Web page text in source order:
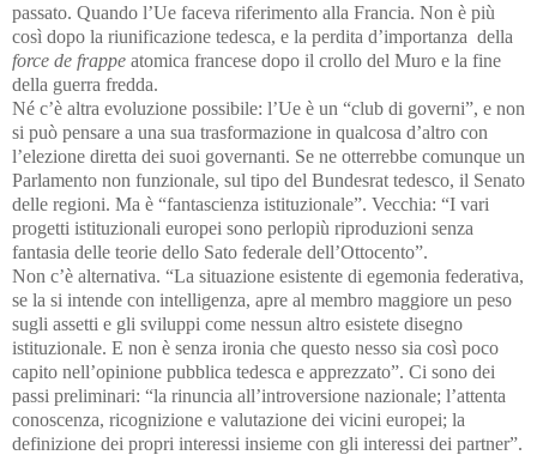
passato. Quando l’Ue faceva riferimento alla Francia. Non è più
così dopo la riunificazione tedesca, e la perdita d’importanza della
force de frappe atomica francese dopo il crollo del Muro e la fine
della guerra fredda.
Né c’è altra evoluzione possibile: l’Ue è un “club di governi”, e non
si può pensare a una sua trasformazione in qualcosa d’altro con
l’elezione diretta dei suoi governanti. Se ne otterrebbe comunque un
Parlamento non funzionale, sul tipo del Bundesrat tedesco, il Senato
delle regioni. Ma è “fantascienza istituzionale”. Vecchia: “I vari
progetti istituzionali europei sono perlopiù riproduzioni senza
fantasia delle teorie dello Sato federale dell’Ottocento”.
Non c’è alternativa. “La situazione esistente di egemonia federativa,
se la si intende con intelligenza, apre al membro maggiore un peso
sugli assetti e gli sviluppi come nessun altro esistete disegno
istituzionale. E non è senza ironia che questo nesso sia così poco
capito nell’opinione pubblica tedesca e apprezzato”. Ci sono dei
passi preliminari: “la rinuncia all’introversione nazionale; l’attenta
conoscenza, ricognizione e valutazione dei vicini europei; la
definizione dei propri interessi insieme con gli interessi dei partner”.